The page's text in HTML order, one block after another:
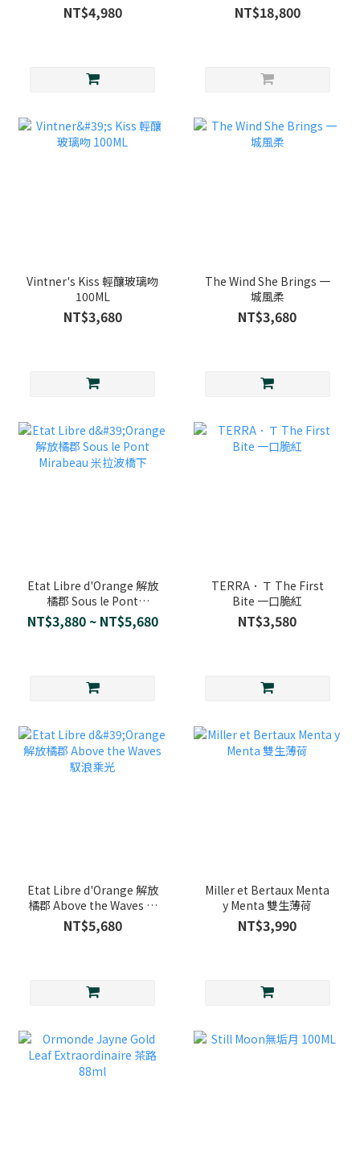
NT$4,980
de oud’ Limited
Edition 琴釀香沉
NT$18,800
Vintner's Kiss 輕釀玻璃吻
100ML
NT$3,680
The Wind She Brings 一
城風柔
NT$3,680
Etat Libre d'Orange 解放
橘郡 Sous le Pont
Mirabeau 米拉波橋下
NT$3,880 ~ NT$5,680
TERRA．Ｔ The First
Bite 一口脆紅
NT$3,580
Etat Libre d'Orange 解放
橘郡 Above the Waves 馭
浪乘光
NT$5,680
Miller et Bertaux Menta
y Menta 雙生薄荷
NT$3,990